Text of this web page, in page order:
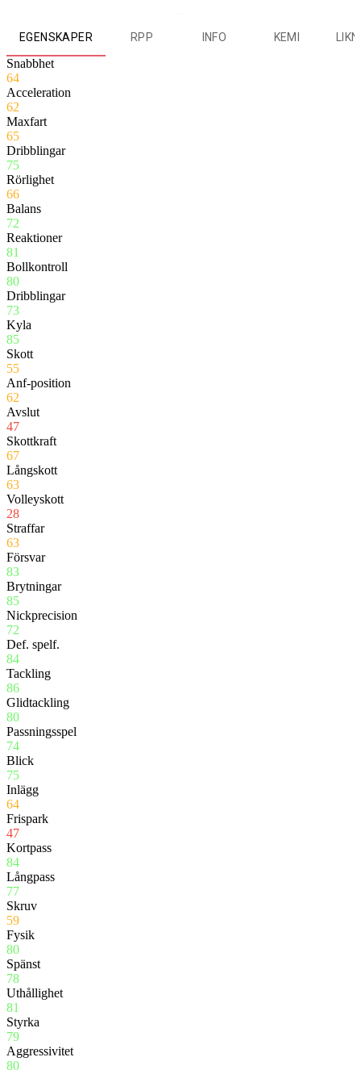
EGENSKAPER RPP INFO KEMI
Snabbhet
64
Acceleration
62
Maxfart
65
Dribblingar
75
Rörlighet
66
Balans
72
Reaktioner
81
Bollkontroll
80
Dribblingar
73
Kyla
85
Skott
55
Anf-position
62
Avslut
47
Skottkraft
67
Långskott
63
Volleyskott
28
Straffar
63
Försvar
83
Brytningar
85
Nickprecision
72
Def. spelf.
84
Tackling
86
Glidtackling
80
Passningsspel
74
Blick
75
Inlägg
64
Frispark
47
Kortpass
84
Långpass
77
Skruv
59
Fysik
80
Spänst
78
Uthållighet
81
Styrka
79
Aggressivitet
80